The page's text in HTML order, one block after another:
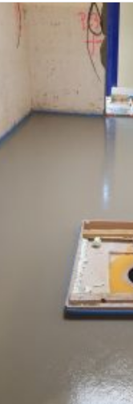
St
Germain
Du
Plain
71700